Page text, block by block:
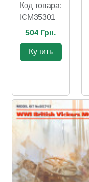
Код товара:
ICM35301
504 Грн.
Купить